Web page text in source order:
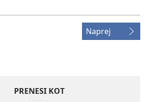
Naprej
PRENESI KOT